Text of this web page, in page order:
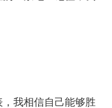
我相信自己能够胜